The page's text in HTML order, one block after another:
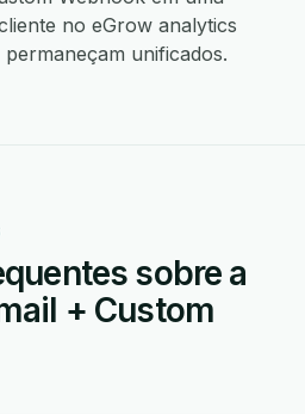
no eGrow analytics
unificados.
sobre a
+ Custom